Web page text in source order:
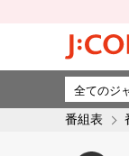
番組表